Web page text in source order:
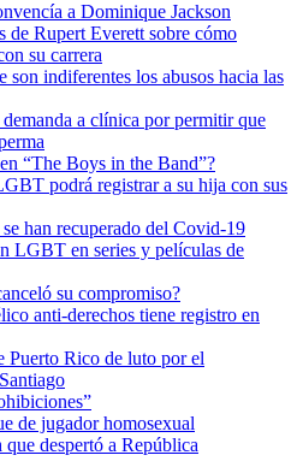
a Dominique Jackson
de Rupert Everett sobre cómo
su carrera
son indiferentes los abusos hacia las
demanda a clínica por permitir que
“The Boys in the Band”?
podrá registrar a su hija con sus
han recuperado del Covid-19
LGBT en series y películas de
su compromiso?
anti-derechos tiene registro en
Rico de luto por el
de jugador homosexual
despertó a República